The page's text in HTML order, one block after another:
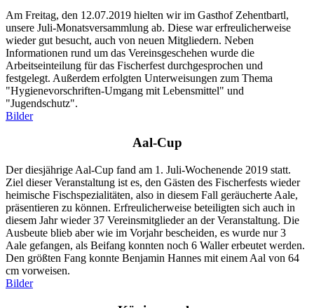
Am Freitag, den 12.07.2019 hielten wir im Gasthof Zehentbartl,
unsere Juli-Monatsversammlung ab. Diese war erfreulicherweise
wieder gut besucht, auch von neuen Mitgliedern. Neben
Informationen rund um das Vereinsgeschehen wurde die
Arbeitseinteilung für das Fischerfest durchgesprochen und
festgelegt. Außerdem erfolgten Unterweisungen zum Thema
"Hygienevorschriften-Umgang mit Lebensmittel" und
"Jugendschutz".
Bilder
Aal-Cup
Der diesjährige Aal-Cup fand am 1. Juli-Wochenende 2019 statt.
Ziel dieser Veranstaltung ist es, den Gästen des Fischerfests wieder
heimische Fischspezialitäten, also in diesem Fall geräucherte Aale,
präsentieren zu können. Erfreulicherweise beteiligten sich auch in
diesem Jahr wieder 37 Vereinsmitglieder an der Veranstaltung. Die
Ausbeute blieb aber wie im Vorjahr bescheiden, es wurde nur 3
Aale gefangen, als Beifang konnten noch 6 Waller erbeutet werden.
Den größten Fang konnte Benjamin Hannes mit einem Aal von 64
cm vorweisen.
Bilder